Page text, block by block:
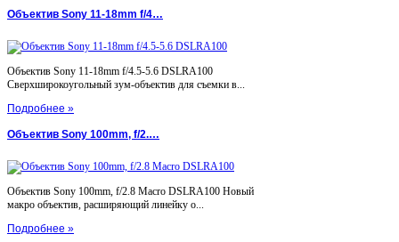
Объектив Sony 11-18mm f/4…
Объектив Sony 11-18mm f/4.5-5.6 DSLRA100
Сверхширокоугольный зум-объектив для съемки в...
Подробнее »
Объектив Sony 100mm, f/2.…
Объектив Sony 100mm, f/2.8 Macro DSLRA100 Новый
макро объектив, расширяющий линейку о...
Подробнее »